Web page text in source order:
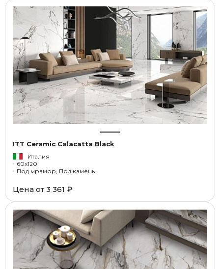
ITT Ceramic Calacatta Black
Италия
60x120
Под мрамор, Под камень
Цена от 3 361 ₽